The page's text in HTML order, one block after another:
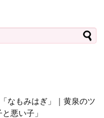
なもみはぎ」｜黄泉のツ
悪い子」